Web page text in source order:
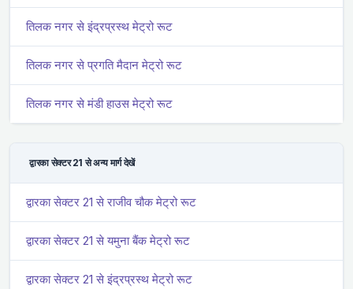
तिलक नगर से इंद्रप्रस्थ मेट्रो रूट
तिलक नगर से प्रगति मैदान मेट्रो रूट
तिलक नगर से मंडी हाउस मेट्रो रूट
द्वारका सेक्टर 21 से अन्य मार्ग देखें
द्वारका सेक्टर 21 से राजीव चौक मेट्रो रूट
द्वारका सेक्टर 21 से यमुना बैंक मेट्रो रूट
द्वारका सेक्टर 21 से इंद्रप्रस्थ मेट्रो रूट